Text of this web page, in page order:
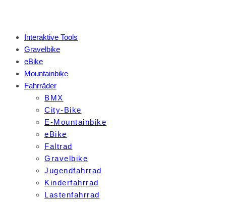
Interaktive Tools
Gravelbike
eBike
Mountainbike
Fahrräder
BMX
City-Bike
E-Mountainbike
eBike
Faltrad
Gravelbike
Jugendfahrrad
Kinderfahrrad
Lastenfahrrad